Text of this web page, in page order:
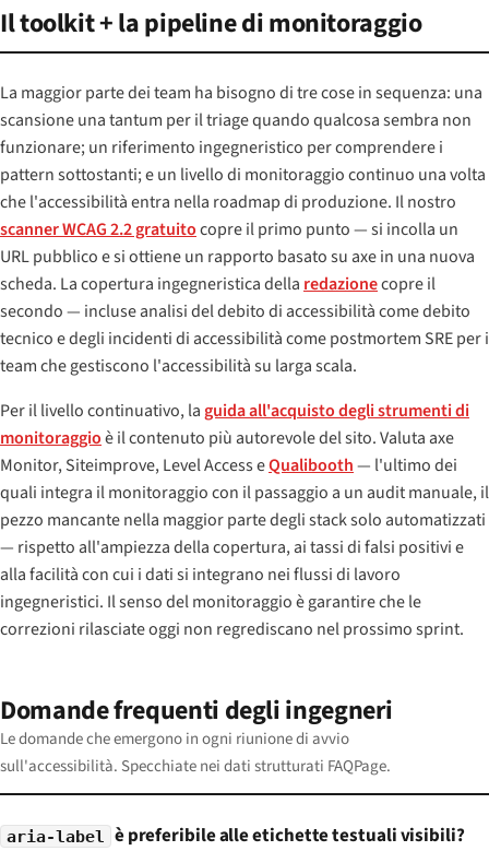
Il toolkit + la pipeline di monitoraggio
La maggior parte dei team ha bisogno di tre cose in sequenza: una
scansione una tantum per il triage quando qualcosa sembra non
funzionare; un riferimento ingegneristico per comprendere i
pattern sottostanti; e un livello di monitoraggio continuo una volta
che l'accessibilità entra nella roadmap di produzione. Il nostro
scanner WCAG 2.2 gratuitocopre il primo punto — si incolla un
URL pubblico e si ottiene un rapporto basato su axe in una nuova
scheda. La copertura ingegneristica della redazionecopre il
secondo — incluse analisi del debito di accessibilità come debito
tecnico e degli incidenti di accessibilità come postmortem SRE per i
team che gestiscono l'accessibilità su larga scala.
Per il livello continuativo, la guida all'acquisto degli strumenti di
monitoraggioè il contenuto più autorevole del sito. Valuta axe
Monitor, Siteimprove, Level Access eQualibooth— l'ultimo dei
quali integra il monitoraggio con il passaggio a un audit manuale, il
pezzo mancante nella maggior parte degli stack solo automatizzati
— rispetto all'ampiezza della copertura, ai tassi di falsi positivi e
alla facilità con cui i dati si integrano nei flussi di lavoro
ingegneristici. Il senso del monitoraggio è garantire che le
correzioni rilasciate oggi non regrediscano nel prossimo sprint.
Domande frequenti degli ingegneri
Le domande che emergono in ogni riunione di avvio
sull'accessibilità. Specchiate nei dati strutturati FAQPage.
aria-label è preferibile alle etichette testuali visibili?